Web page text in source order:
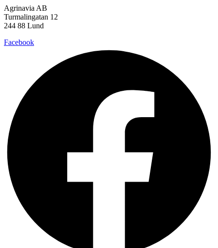
Agrinavia AB
Turmalingatan 12
244 88 Lund
Facebook